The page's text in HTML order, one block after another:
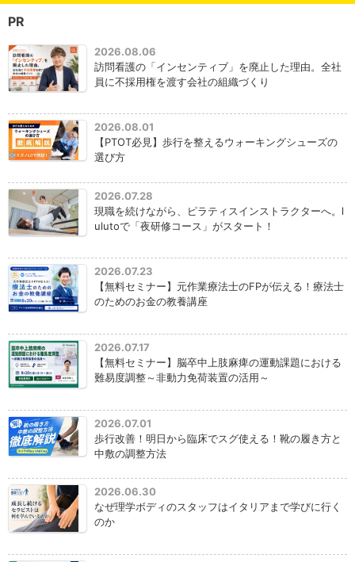
PR
2026.08.06
訪問看護の「インセンティブ」を廃止した理由。全社
員に不採用権を渡す会社の組織づくり
2026.08.01
【PTOT必見】歩行を整えるウォーキングシューズの
選び方
2026.07.28
現職を続けながら、ピラティスインストラクターへ。l
ulutoで「夜研修コース」がスタート！
2026.07.23
【無料セミナー】元作業療法士のFPが伝える！療法士
のためのお金の教養講座
2026.07.17
【無料セミナー】脳卒中上肢麻痺の運動課題における
難易度調整～非動力免荷装置の活用～
2026.07.01
歩行改善！明日から臨床でスグ使える！靴の履き方と
中敷の調整方法
2026.06.30
なぜ理学ボディのスタッフはイタリアまで学びに行く
のか